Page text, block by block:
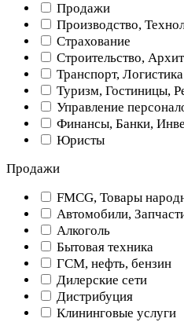
Продажи
Производство,
Страхование
Строительство,
Транспорт, Логистика
Туризм, Гостиницы,
Управление
Финансы, Банки,
Юристы
Продажи
FMCG, Товары
Автомобили,
Алкоголь
Бытовая техника
ГСМ, нефть, бензин
Дилерские сети
Дистрибуция
Клининговые услуги